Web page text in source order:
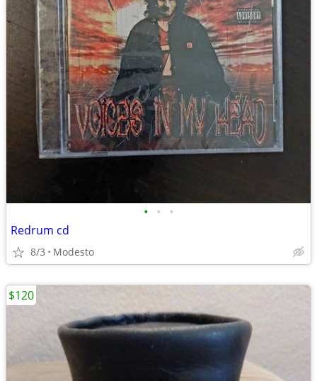
• • •
Redrum cd
8/3 Modesto
$120